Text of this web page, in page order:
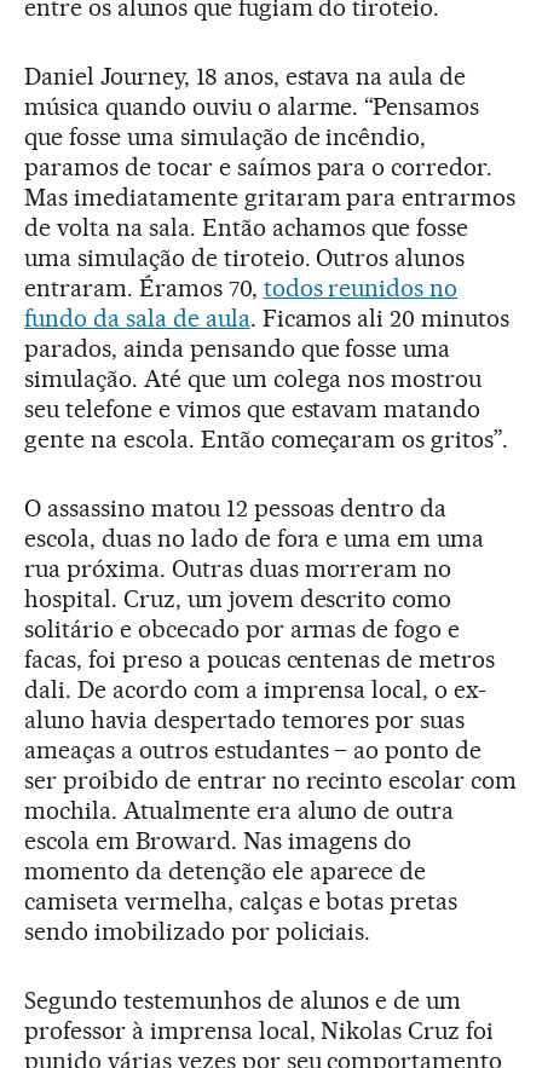
entre os alunos que fugiam do tiroteio.
Daniel Journey, 18 anos, estava na aula de
música quando ouviu o alarme. “Pensamos
que fosse uma simulação de incêndio,
paramos de tocar e saímos para o corredor.
Mas imediatamente gritaram para entrarmos
de volta na sala. Então achamos que fosse
uma simulação de tiroteio. Outros alunos
entraram. Éramos 70, todos reunidos no
fundo da sala de aula. Ficamos ali 20 minutos
parados, ainda pensando que fosse uma
simulação. Até que um colega nos mostrou
seu telefone e vimos que estavam matando
gente na escola. Então começaram os gritos”.
O assassino matou 12 pessoas dentro da
escola, duas no lado de fora e uma em uma
rua próxima. Outras duas morreram no
hospital. Cruz, um jovem descrito como
solitário e obcecado por armas de fogo e
facas, foi preso a poucas centenas de metros
dali. De acordo com a imprensa local, o ex-
aluno havia despertado temores por suas
ameaças a outros estudantes – ao ponto de
ser proibido de entrar no recinto escolar com
mochila. Atualmente era aluno de outra
escola em Broward. Nas imagens do
momento da detenção ele aparece de
camiseta vermelha, calças e botas pretas
sendo imobilizado por policiais.
Segundo testemunhos de alunos e de um
professor à imprensa local, Nikolas Cruz foi
punido várias vezes por seu comportamento